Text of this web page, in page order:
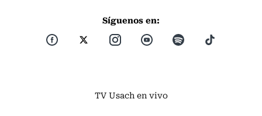
Síguenos en:
TV Usach en vivo